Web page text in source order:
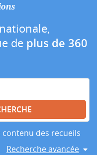
de plus de 360
contenu des recueils
Recherche avancée